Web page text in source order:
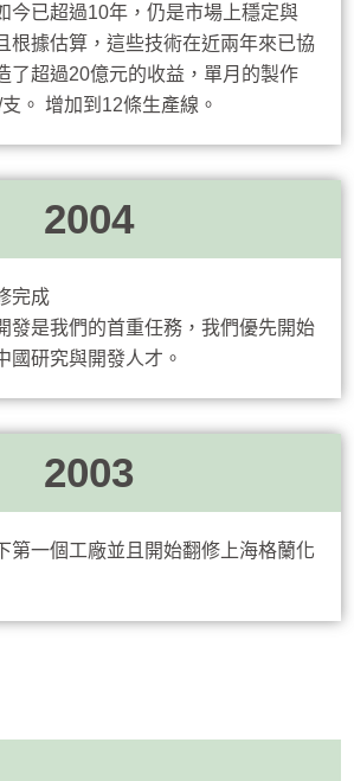
今已超過10年，仍是市場上穩定與
根據估算，這些技術在近兩年來已協
了超過20億元的收益，單月的製作
。 增加到12條生產線。
2004
完成
發是我們的首重任務，我們優先開始
國研究與開發人才。
2003
第一個工廠並且開始翻修上海格蘭化